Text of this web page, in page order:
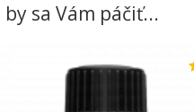
sa Vám páčiť...